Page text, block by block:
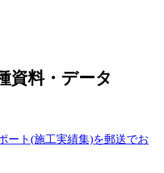
資料・データ
ート(施工実績集)を郵送でお